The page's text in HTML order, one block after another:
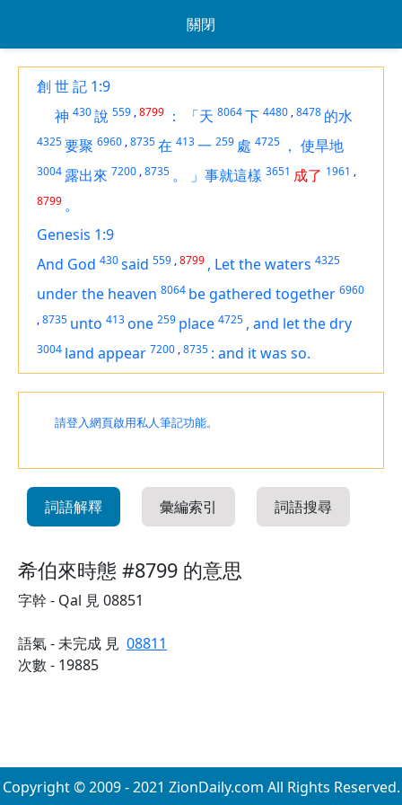
關閉
創 世 記 1:9
神 430說 559 ,8799 ： 「天 8064下 4480 ,8478 的水
4325要聚 6960 ,8735在 413一 259 處 4725 ， 使旱地
3004 露出來 7200 ,8735 。 」事就這樣 3651 成了 1961 ,
8799 。
Genesis 1:9
And God 430said 559 ,8799 , Let the waters 4325
under the heaven 8064 be gathered together 6960
,8735 unto 413one 259 place 4725 , and let the dry
3004 land appear 7200 ,8735 : and it was so.
請登入網頁啟用私人筆記功能。
詞語解釋 彙編索引 詞語搜尋
希伯來時態 #8799 的意思
字幹 - Qal 見 08851
語氣 - 未完成 見 08811
次數 - 19885
Copyright © 2009 - 2021 ZionDaily.com All Rights Reserved.